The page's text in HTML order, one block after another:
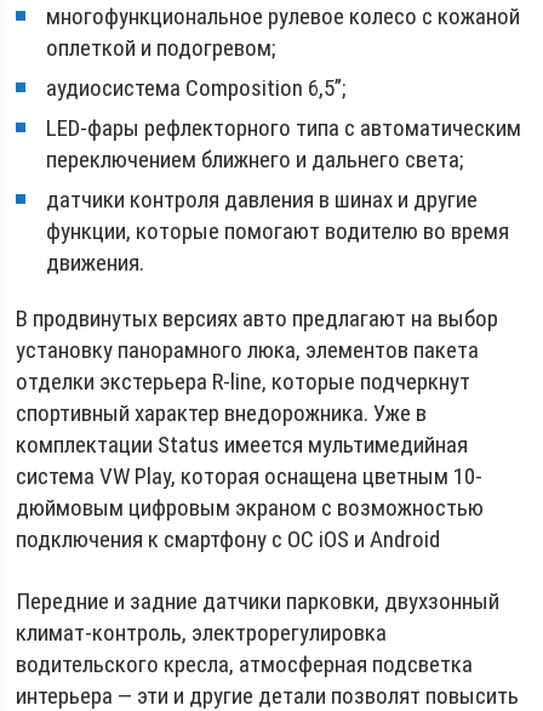
многофункциональное рулевое колесо с кожаной
оплеткой и подогревом;
аудиосистема Composition 6,5”;
LED-фары рефлекторного типа с автоматическим
переключением ближнего и дальнего света;
датчики контроля давления в шинах и другие
функции, которые помогают водителю во время
движения.
В продвинутых версиях авто предлагают на выбор
установку панорамного люка, элементов пакета
отделки экстерьера R-line, которые подчеркнут
спортивный характер внедорожника. Уже в
комплектации Status имеется мультимедийная
система VW Play, которая оснащена цветным 10-
дюймовым цифровым экраном с возможностью
подключения к смартфону с ОС iOS и Android
Передние и задние датчики парковки, двухзонный
климат-контроль, электрорегулировка
водительского кресла, атмосферная подсветка
интерьера — эти и другие детали позволят повысить